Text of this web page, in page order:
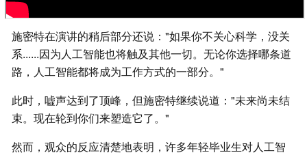
施密特在演讲的稍后部分还说："如果你不关心科学，没关
系......因为人工智能也将触及其他一切。无论你选择哪条道
路，人工智能都将成为工作方式的一部分。"
此时，嘘声达到了顶峰，但施密特继续说道："未来尚未结
束。现在轮到你们来塑造它了。"
然而，观众的反应清楚地表明，许多年轻毕业生对人工智